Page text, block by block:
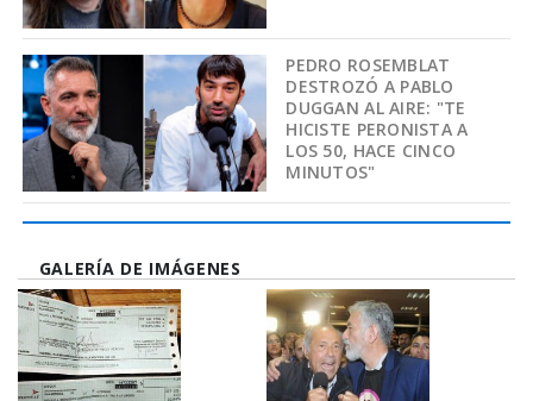
PEDRO ROSEMBLAT
DESTROZÓ A PABLO
DUGGAN AL AIRE: "TE
HICISTE PERONISTA A
LOS 50, HACE CINCO
MINUTOS"
GALERÍA DE IMÁGENES